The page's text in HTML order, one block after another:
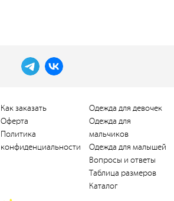
Как заказать
Оферта
Политика
конфиденциальности
Одежда для девочек
Одежда для
мальчиков
Одежда для малышей
Вопросы и ответы
Таблица размеров
Каталог